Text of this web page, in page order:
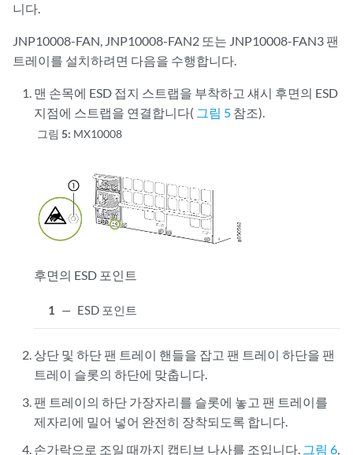
니다.
JNP10008-FAN, JNP10008-FAN2 또는 JNP10008-FAN3 팬
트레이를 설치하려면 다음을 수행합니다.
맨 손목에 ESD 접지 스트랩을 부착하고 섀시 후면의 ESD
지점에 스트랩을 연결합니다( 그림 5 참조).
그림 5: MX10008
후면의 ESD 포인트
1 — ESD 포인트
상단 및 하단 팬 트레이 핸들을 잡고 팬 트레이 하단을 팬
트레이 슬롯의 하단에 맞춥니다.
팬 트레이의 하단 가장자리를 슬롯에 놓고 팬 트레이를
제자리에 밀어 넣어 완전히 장착되도록 합니다.
손가락으로 조일 때까지 캡티브 나사를 조입니다. 그림 6,